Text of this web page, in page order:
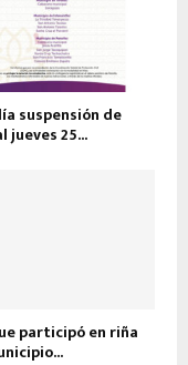
suspensión de
jueves 25...
participó en riña